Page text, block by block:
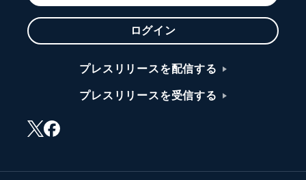
ログイン
プレスリリースを配信する
プレスリリースを受信する